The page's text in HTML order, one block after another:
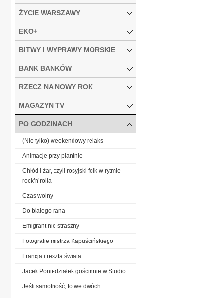
ŻYCIE WARSZAWY
EKO+
BITWY I WYPRAWY MORSKIE
BANK BANKÓW
RZECZ NA NOWY ROK
MAGAZYN TV
PO GODZINACH
(Nie tylko) weekendowy relaks
Animacje przy pianinie
Chłód i żar, czyli rosyjski folk w rytmie
rock’n’rolla
Czas wolny
Do białego rana
Emigrant nie straszny
Fotografie mistrza Kapuścińskiego
Francja i reszta świata
Jacek Poniedziałek gościnnie w Studio
Jeśli samotność, to we dwóch